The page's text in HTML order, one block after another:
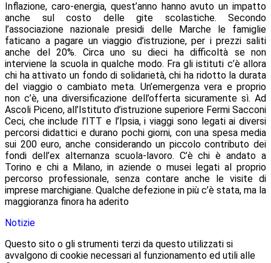
Inflazione, caro-energia, quest’anno hanno avuto un impatto
anche sul costo delle gite scolastiche. Secondo
l’associazione nazionale presidi delle Marche le famiglie
faticano a pagare un viaggio d’istruzione, per i prezzi saliti
anche del 20%. Circa uno su dieci ha difficoltà se non
interviene la scuola in qualche modo. Fra gli istituti c’è allora
chi ha attivato un fondo di solidarietà, chi ha ridotto la durata
del viaggio o cambiato meta. Un’emergenza vera e proprio
non c’è, una diversificazione dell’offerta sicuramente sì. Ad
Ascoli Piceno, all’Istituto d’istruzione superiore Fermi Sacconi
Ceci, che include l’ITT e l’Ipsia, i viaggi sono legati ai diversi
percorsi didattici e durano pochi giorni, con una spesa media
sui 200 euro, anche considerando un piccolo contributo dei
fondi dell’ex alternanza scuola-lavoro. C’è chi è andato a
Torino e chi a Milano, in aziende o musei legati al proprio
percorso professionale, senza contare anche le visite di
imprese marchigiane. Qualche defezione in più c’è stata, ma la
maggioranza finora ha aderito
Notizie
Questo sito o gli strumenti terzi da questo utilizzati si
avvalgono di cookie necessari al funzionamento ed utili alle